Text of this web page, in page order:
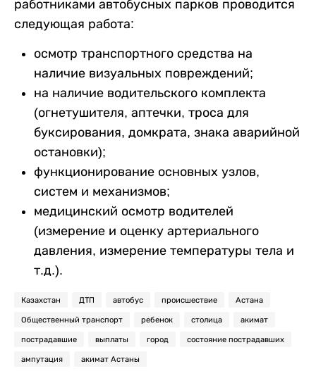
работниками автобусных парков проводится
следующая работа:
осмотр транспортного средства на
наличие визуальных повреждений;
на наличие водительского комплекта
(огнетушителя, аптечки, троса для
буксирования, домкрата, знака аварийной
остановки);
функционирование основных узлов,
систем и механизмов;
медицинский осмотр водителей
(измерение и оценку артериального
давления, измерение температуры тела и
т.д.).
Казахстан ДТП автобус происшествие Астана
Общественный транспорт ребенок столица акимат
пострадавшие выплаты город состояние пострадавших
ампутация акимат Астаны